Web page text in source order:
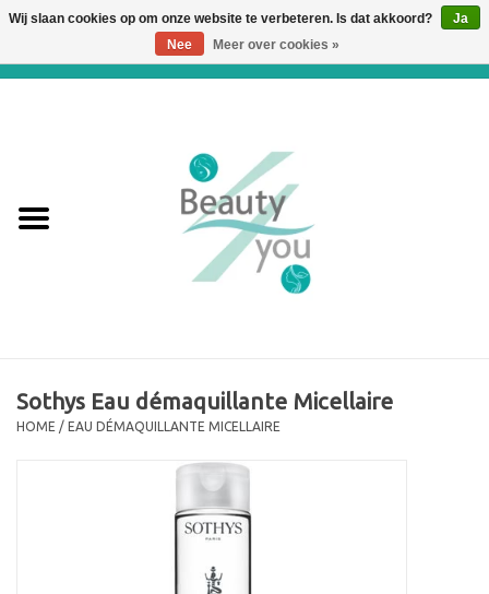
Merken
Sothys Eau démaquillante Micellaire
HOME / EAU DÉMAQUILLANTE MICELLAIRE
Wij slaan cookies op om onze website te verbeteren. Is dat akkoord?
Ja
Nee
Meer over cookies »